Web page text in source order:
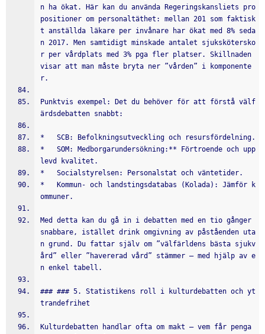
n ha ökat. Här kan du använda Regeringskansliets pro
positioner om personaltäthet: mellan 201 som faktisk
t anställda läkare per invånare har ökat med 8% seda
n 2017. Men samtidigt minskade antalet sjukskötersko
r per vårdplats med 3% pga fler platser. Skillnaden
visar att man måste bryta ner ”vården” i komponente
r.
Punktvis exempel: Det du behöver för att förstå välf
ärdsdebatten snabbt:
*   SCB: Befolkningsutveckling och resursfördelning.
*   SOM: Medborgarundersökning:** Förtroende och upp
levd kvalitet.
*   Socialstyrelsen: Personalstat och väntetider.
*   Kommun- och landstingsdatabas (Kolada): Jämför k
ommuner.
Med detta kan du gå in i debatten med en tio gånger
snabbare, istället drink omgivning av påståenden uta
n grund. Du fattar själv om ”välfärldens bästa sjukv
ård” eller ”havererad vård” stämmer – med hjälp av e
n enkel tabell.
### ### 5. Statistikens roll i kulturdebatten och yt
trandefrihet
Kulturdebatten handlar ofta om makt – vem får penga